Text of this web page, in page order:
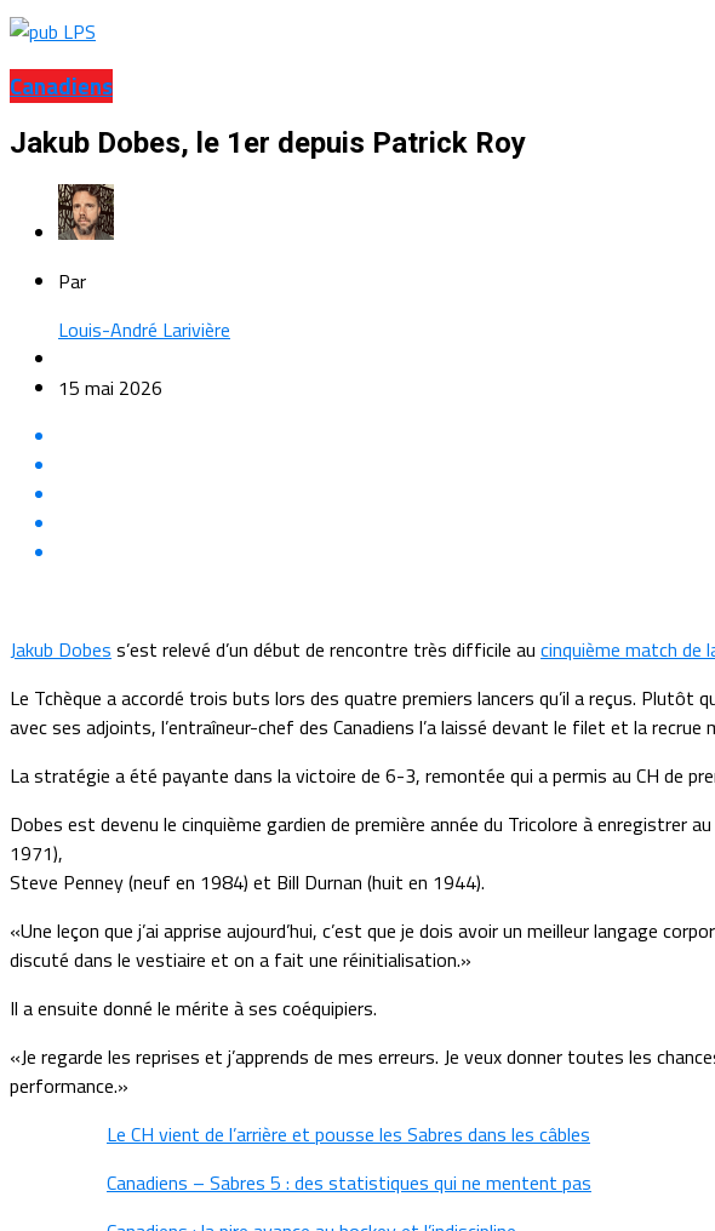
Canadiens
Jakub Dobes, le 1er depuis Patrick Roy
Par
Louis-André Larivière
15 mai 2026
Jakub Dobes s’est relevé d’un début de rencontre très difficile au cinquième match de
Le Tchèque a accordé trois buts lors des quatre premiers lancers qu’il a reçus.
avec ses adjoints, l’entraîneur-chef des Canadiens l’a laissé devant le filet et la
La stratégie a été payante dans la victoire de 6-3, remontée qui a permis au CH de
Dobes est devenu le cinquième gardien de première année du Tricolore à enregistrer
1971),
Steve Penney (neuf en 1984) et Bill Durnan (huit en 1944).
«Une leçon que j’ai apprise aujourd’hui, c’est que je dois avoir un meilleur langage
discuté dans le vestiaire et on a fait une réinitialisation.»
Il a ensuite donné le mérite à ses coéquipiers.
«Je regarde les reprises et j’apprends de mes erreurs. Je veux donner toutes les
performance.»
Le CH vient de l’arrière et pousse les Sabres dans les câbles
Canadiens – Sabres 5 : des statistiques qui ne mentent pas